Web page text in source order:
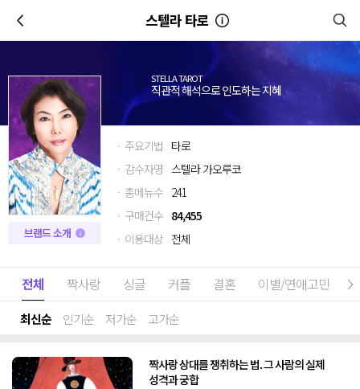
스텔라 타로
STELLA TAROT
직관적 해석으로 인도하는 지혜
브랜드 소개
· 주요기법 타로
· 감수자명 스텔라 가오루코
· 총메뉴수 241
· 구매건수 84,455
· 이용대상 전체
전체 짝사랑 싱글 커플 결혼 이별/연애고민
최신순 인기순 저가순 고가순
짝사랑 상대를 쟁취하는 법. 그 사람의 실제
성격과 궁합